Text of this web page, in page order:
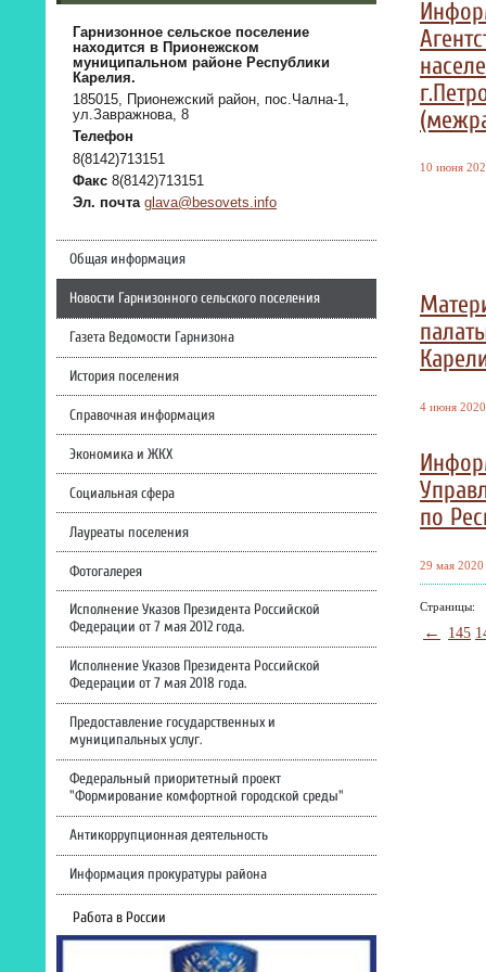
Гарнизонное сельское поселение
находится в Прионежском
муниципальном районе Республики
Карелия.
185015, Прионежский район, пос.Чална-1,
ул.Завражнова, 8
Телефон
8(8142)713151
Факс 8(8142)713151
Эл. почта glava@besovets.info
Общая информация
Новости Гарнизонного сельского поселения
Газета Ведомости Гарнизона
История поселения
Справочная информация
Экономика и ЖКХ
Социальная сфера
Лауреаты поселения
Фотогалерея
Исполнение Указов Президента Российской
Федерации от 7 мая 2012 года.
Исполнение Указов Президента Российской
Федерации от 7 мая 2018 года.
Предоставление государственных и
муниципальных услуг.
Федеральный приоритетный проект
"Формирование комфортной городской среды"
Антикоррупционная деятельность
Информация прокуратуры района
Работа в России
10 июня
4 июня 2020
по
29 мая 2020
Страницы:
← 145